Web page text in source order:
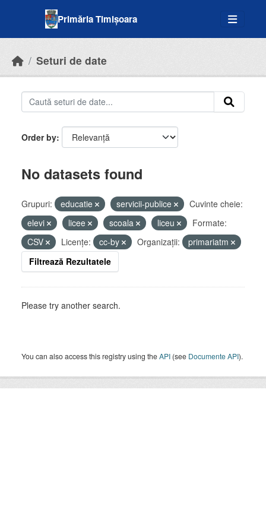
Primăria Timișoara
Seturi de date
Order by
No datasets found
Grupuri: educatie servicii-publice
Cuvinte cheie:
elevi
licee scoala liceu
Formate:
CSV
Licenţe: cc-by Organizații:
primariatm
Filtrează Rezultatele
Please try another search.
You can also access this registry using theAPI (see Documente API).